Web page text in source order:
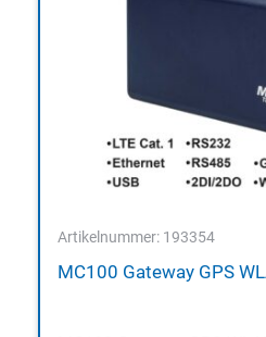
Artikelnummer: 193354
MC100 Gateway GPS